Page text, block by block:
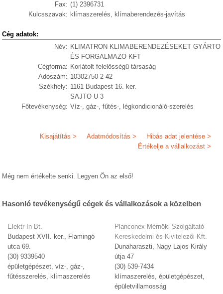
Fax: (1) 2396731
Kulcsszavak: klímaszerelés, klímaberendezés-javítás
Cég adatok:
Név: KLIMATRON KLIMABERENDEZÉSEKET GYÁRTO
ÉS FORGALMAZO KFT
Cégforma: Korlátolt felelősségű társaság
Adószám: 10302750-2-42
Székhely: 1161 Budapest 16. ker.
SAJTO U 3
Főtevékenység: Víz-, gáz-, fűtés-, légkondicionáló-szerelés
Hibás adat jelentése >
Adatmódosítás >
Kisajátítás >
Értékelje a vállalkozást >
Még nem értékelte senki. Legyen Ön az első!
Hasonló tevékenységű cégek és vállalkozások a közelben
Elektr-In Bt.
Budapest XVII. ker., Flamingó
utca 69.
(30) 9339540
épületgépészet, víz-, gáz-,
fűtésszerelés, klímaszerelés
Planconex Mérnöki Szolgáltató
Kereskedelmi és Kivitelezői Kft.
Dunaharaszti, Nagy Lajos Király
útja 47
(30) 539-7434
klímaszerelés, épületgépészet,
épületvillamosság